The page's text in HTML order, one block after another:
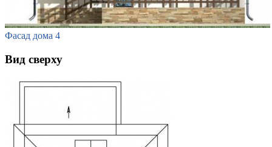
Фасад дома 4
Вид сверху